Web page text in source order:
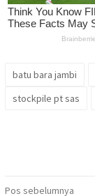
batu bara jambi
stockpile pt sas
Pos sebelumnya